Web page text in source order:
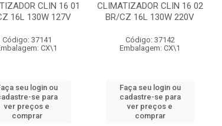
CLIN 16 01
16L 130W 127V
Código: 37141
CX\1
seu login ou
se para
ver preços e
comprar
CLIMATIZADOR CLIN 16 02
BR/CZ 16L 130W 220V
Código: 37142
Embalagem: CX\1
Faça seu login ou
cadastre-se para
ver preços e
comprar